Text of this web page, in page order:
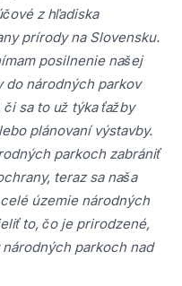
z hľadiska
prírody na Slovensku.
posilnenie našej
do národných parkov
sa to už týka ťažby
plánovaní výstavby.
parkoch zabrániť
teraz sa naša
územie národných
to, čo je prirodzené,
parkoch nad